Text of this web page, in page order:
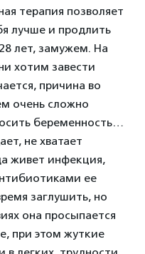
терапия позволяет
лучше и продлить
лет, замужем. На
хотим завести
причина во
очень сложно
беременность…
не хватает
живет инфекция,
ее
заглушить, но
она просыпается
при этом жуткие